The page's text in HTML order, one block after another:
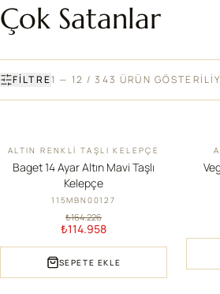
Çok Satanlar
FILTRE1 — 12 / 343 ÜRÜN
İNDIRIM
ALTIN RENKLI TAŞLI KELEPÇE
Baget 14 Ayar Altın Mavi Taşlı
Kelepçe
115MBN00127
₺164.226
₺114.958
SEPETE EKLE